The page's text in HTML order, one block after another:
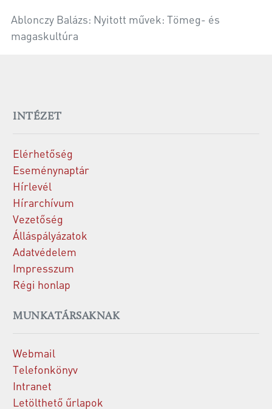
Ablonczy Balázs: Nyitott művek: Tömeg- és
magaskultúra
INTÉZET
Elérhetőség
Eseménynaptár
Hírlevél
Hírarchívum
Vezetőség
Álláspályázatok
Adatvédelem
Impresszum
Régi honlap
MUNKATÁRSAKNAK
Webmail
Telefonkönyv
Intranet
Letölthető űrlapok